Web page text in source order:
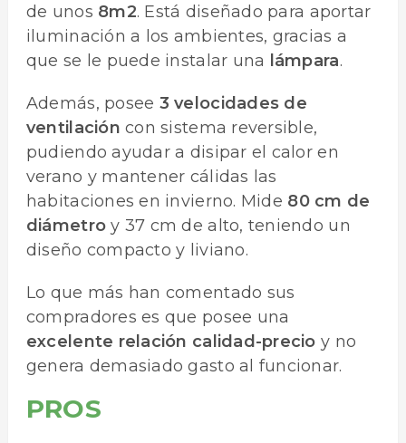
de unos 8m2. Está diseñado para aportar
iluminación a los ambientes, gracias a
que se le puede instalar una
lámpara.
Además, posee 3 velocidades de
ventilación con sistema reversible,
pudiendo ayudar a disipar el calor en
verano y mantener cálidas las
habitaciones en invierno. Mide 80 cm de
diámetro y 37 cm de alto, teniendo un
diseño compacto y liviano.
Lo que más han comentado sus
compradores es que posee una
excelente relación calidad-precio y no
genera demasiado gasto al funcionar.
PROS